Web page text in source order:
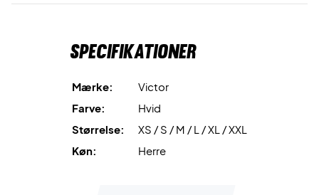
Specifikationer
Mærke:
Victor
Farve:
Hvid
Størrelse:
XS / S / M / L / XL / XXL
Køn:
Herre